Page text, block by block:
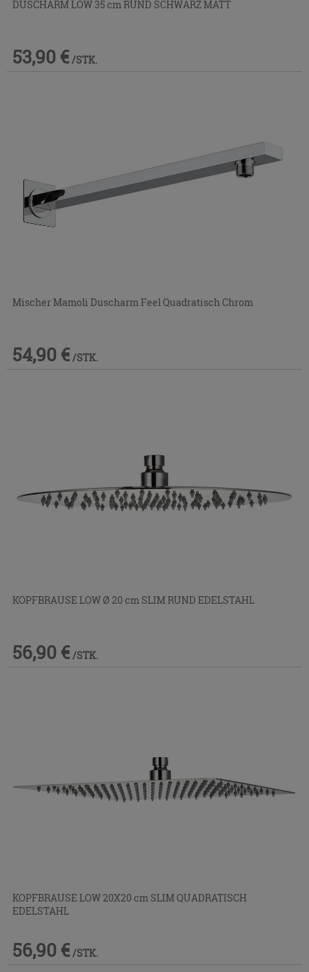
DUSCHARM LOW 35 cm RUND SCHWARZ MATT
53,90 € /STK.
Mischer Mamoli Duscharm Feel Quadratisch Chrom
54,90 € /STK.
KOPFBRAUSE LOW Ø 20 cm SLIM RUND EDELSTAHL
56,90 € /STK.
KOPFBRAUSE LOW 20X20 cm SLIM QUADRATISCH
EDELSTAHL
56,90 € /STK.